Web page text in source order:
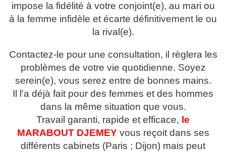
impose la fidélité à votre conjoint(e), au mari ou
à la femme infidèle et écarte définitivement le ou
la rival(e).
Contactez-le pour une consultation, il règlera les
problèmes de votre vie quotidienne. Soyez
serein(e), vous serez entre de bonnes mains.
Il l'a déjà fait pour des femmes et des hommes
dans la même situation que vous.
Travail garanti, rapide et efficace, le
MARABOUT DJEMEYvous reçoit dans ses
différents cabinets (Paris ; Dijon) mais peut